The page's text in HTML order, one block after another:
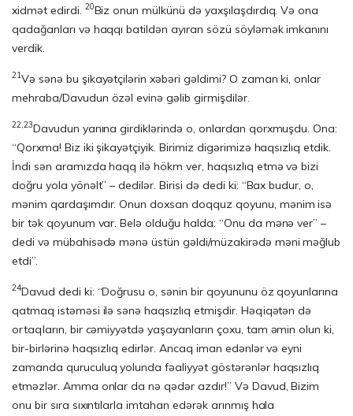
xidmət edirdi. 20Biz onun mülkünü də yaxşılaşdırdıq. Və ona
qadağanları və haqqı batildən ayıran sözü söyləmək imkanını
verdik.
21Və sənə bu şikayətçilərin xəbəri gəldimi? O zaman ki, onlar
mehraba/Davudun özəl evinə gəlib girmişdilər.
22,23Davudun yanına girdiklərində o, onlardan qorxmuşdu. Ona:
“Qorxma! Biz iki şikayətçiyik. Birimiz digərimizə haqsızlıq etdik.
İndi sən aramızda haqq ilə hökm ver, haqsızlıq etmə və bizi
doğru yola yönəlt” – dedilər. Birisi də dedi ki: “Bax budur, o,
mənim qardaşımdır. Onun doxsan doqquz qoyunu, mənim isə
bir tək qoyunum var. Belə olduğu halda: “Onu da mənə ver” –
dedi və mübahisədə mənə üstün gəldi/müzakirədə məni məğlub
etdi”.
24Davud dedi ki: “Doğrusu o, sənin bir qoyununu öz qoyunlarına
qatmaq istəməsi ilə sənə haqsızlıq etmişdir. Həqiqətən də
ortaqların, bir cəmiyyətdə yaşayanların çoxu, tam əmin olun ki,
bir-birlərinə haqsızlıq edirlər. Ancaq iman edənlər və eyni
zamanda quruculuq yolunda fəaliyyət göstərənlər haqsızlıq
etməzlər. Amma onlar da nə qədər azdır!” Və Davud, Bizim
onu bir sıra sıxıntılarla imtahan edərək arınmış hala